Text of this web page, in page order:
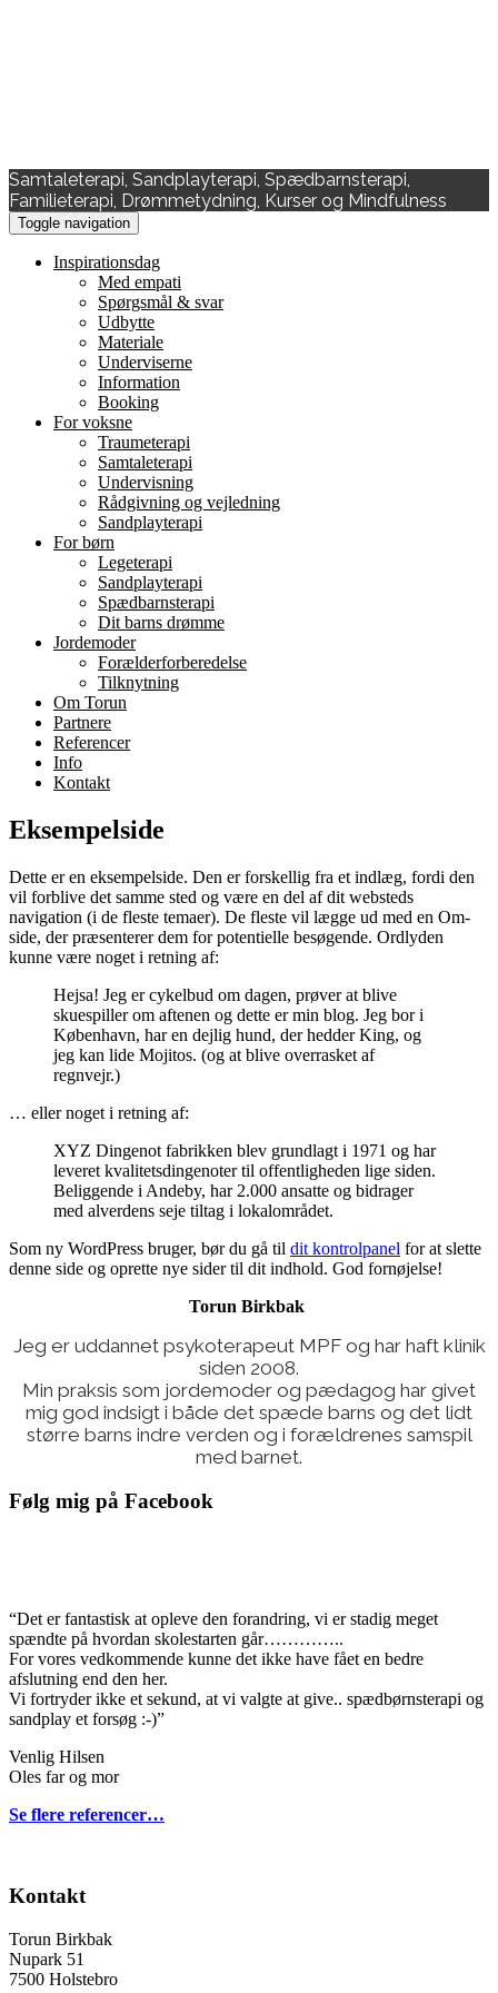
Samtaleterapi, Sandplayterapi, Spædbarnsterapi,
Familieterapi, Drømmetydning, Kurser og Mindfulness
Toggle navigation
Inspirationsdag
Med empati
Spørgsmål & svar
Udbytte
Materiale
Underviserne
Information
Booking
For voksne
Traumeterapi
Samtaleterapi
Undervisning
Rådgivning og vejledning
Sandplayterapi
For børn
Legeterapi
Sandplayterapi
Spædbarnsterapi
Dit barns drømme
Jordemoder
Forælderforberedelse
Tilknytning
Om Torun
Partnere
Referencer
Info
Kontakt
Eksempelside
Dette er en eksempelside. Den er forskellig fra et indlæg, fordi den
vil forblive det samme sted og være en del af dit websteds
navigation (i de fleste temaer). De fleste vil lægge ud med en Om-
side, der præsenterer dem for potentielle besøgende. Ordlyden
kunne være noget i retning af:
Hejsa! Jeg er cykelbud om dagen, prøver at blive
skuespiller om aftenen og dette er min blog. Jeg bor i
København, har en dejlig hund, der hedder King, og
jeg kan lide Mojitos. (og at blive overrasket af
regnvejr.)
… eller noget i retning af:
XYZ Dingenot fabrikken blev grundlagt i 1971 og har
leveret kvalitetsdingenoter til offentligheden lige siden.
Beliggende i Andeby, har 2.000 ansatte og bidrager
med alverdens seje tiltag i lokalområdet.
Som ny WordPress bruger, bør du gå til dit kontrolpanel for at slette
denne side og oprette nye sider til dit indhold. God fornøjelse!
Torun Birkbak
Jeg er uddannet psykoterapeut MPF og har haft klinik
siden 2008.
Min praksis som jordemoder og pædagog har givet
mig god indsigt i både det spæde barns og det lidt
større barns indre verden og i forældrenes samspil
med barnet.
Følg mig på Facebook
“Det er fantastisk at opleve den forandring, vi er stadig meget
spændte på hvordan skolestarten går…………..
For vores vedkommende kunne det ikke have fået en bedre
afslutning end den her.
Vi fortryder ikke et sekund, at vi valgte at give.. spædbørnsterapi og
sandplay et forsøg :-)”
Venlig Hilsen
Oles far og mor
Se flere referencer…
Kontakt
Torun Birkbak
Nupark 51
7500 Holstebro